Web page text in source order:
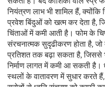
नियंत्रण लाभ भी शामिल हैं,
प्रवेश बिंदुओं को खत्म कर देता है,
चिंताओं में कमी आती है। फोम के
संरचनात्मक सुदृढीकरण होता है,
प्रतिशत तक बढ़ा सकता है, जिससे
निर्माण लागत में कमी आ सकती
स्थलों के वातावरण में सुधार करते